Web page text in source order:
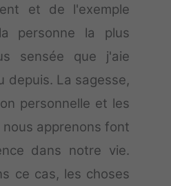
et de l'exemple
personne la plus
sensée que j'aie
depuis. La sagesse,
personnelle et les
apprenons font
dans notre vie.
ce cas, les choses